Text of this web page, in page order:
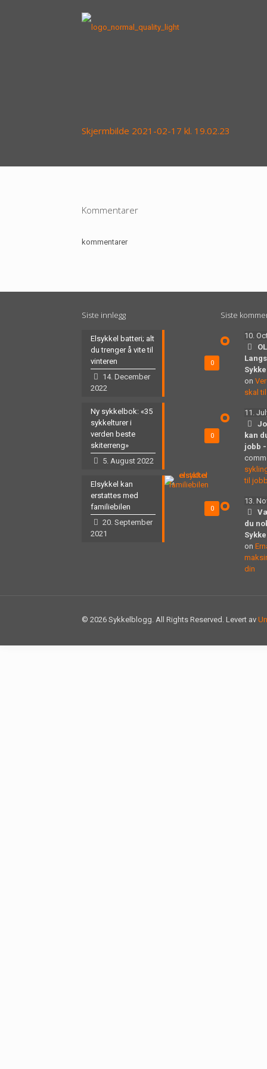
Skjermbilde 2021-02-17 kl. 19.02.23
Kommentarer
kommentarer
Siste innlegg
0
Elsykkel batteri; alt
du trenger å vite til
vinteren
14. December
2022
0
Ny sykkelbok: «35
sykkelturer i
verden beste
skiterreng»
5. August 2022
0
Elsykkel kan
erstattes med
familiebilen
20. September
2021
Siste
10.
on
skal
11.
kan
jobb
til
13.
du
on
din
© 2026 Sykkelblogg. All Rights Reserved. Levert av